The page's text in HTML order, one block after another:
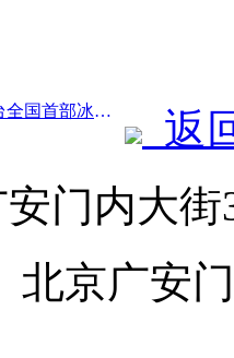
前一篇：黑龙江七台河出台全国首部冰雪产业法规，鼓励“AI+冰雪”
返
门内大
北京广